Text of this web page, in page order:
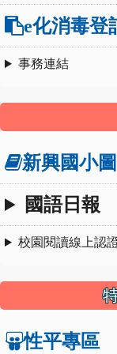
_
第
2
段.pdf
e化消毒登
事務連結
新興國小
國語日報
校園閱讀線上認
性平專區